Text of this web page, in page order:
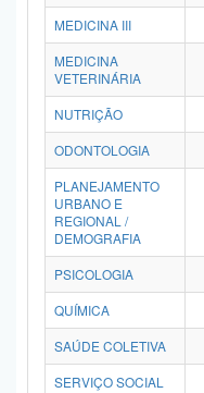
MEDICINA III
MEDICINA
VETERINÁRIA
NUTRIÇÃO
ODONTOLOGIA
PLANEJAMENTO
URBANO E
REGIONAL /
DEMOGRAFIA
PSICOLOGIA
QUÍMICA
SAÚDE COLETIVA
SERVIÇO SOCIAL